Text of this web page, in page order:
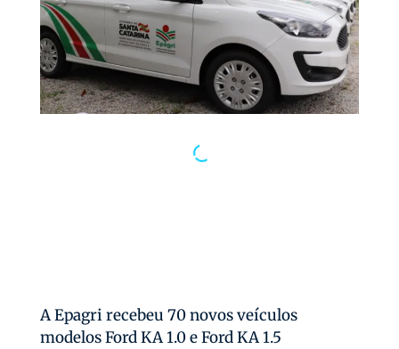
A Epagri recebeu 70 novos veículos
modelos Ford KA 1.0 e Ford KA 1.5